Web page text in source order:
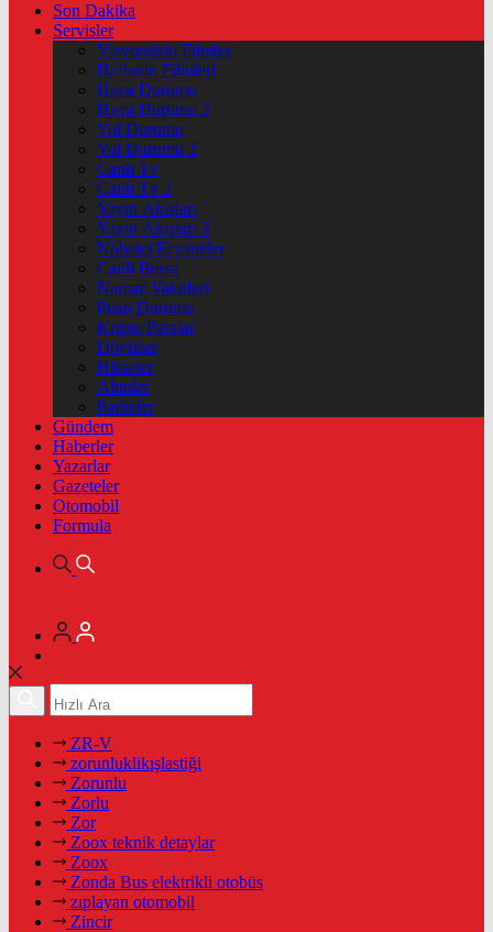
Son Dakika
Servisler
Vizyondaki Filmler
Haftanin Filmleri
Hava Durumu
Hava Durumu 2
Yol Durumu
Yol Durumu 2
Canlı Tv
Canlı Tv 2
Yayın Akışları
Yayın Akışları 2
Nöbetçi Eczaneler
Canlı Borsa
Namaz Vakitleri
Puan Durumu
Kripto Paralar
Dövizler
Hisseler
Altınlar
Pariteler
Gündem
Haberler
Yazarlar
Gazeteler
Otomobil
Formula
ZR-V
zorunluklikışlastiği
Zorunlu
Zorlu
Zor
Zoox teknik detaylar
Zoox
Zonda Bus elektrikli otobüs
zıplayan otomobil
Zincir